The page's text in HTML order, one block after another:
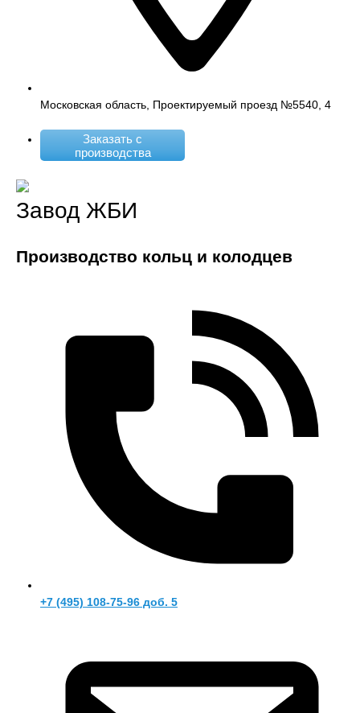
Московская область, Проектируемый проезд №5540, 4
Заказать с
производства
Завод ЖБИ
Производство кольц и колодцев
+7 (495) 108-75-96 доб. 5